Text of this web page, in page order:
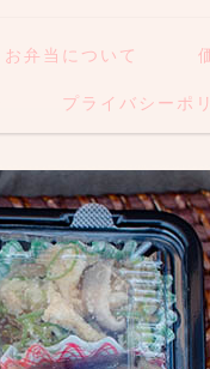
お弁当について
プライバシーポ